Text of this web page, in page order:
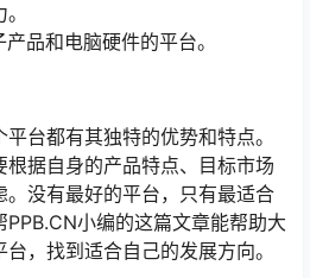
品和电脑硬件的平台。
台都有其独特的优势和特点。
据自身的产品特点、目标市场
没有最好的平台，只有最适合
小编的这篇文章能帮助大
，找到适合自己的发展方向。